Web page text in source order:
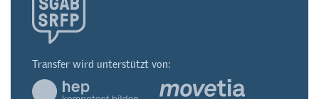
Transfer wird unterstützt von: